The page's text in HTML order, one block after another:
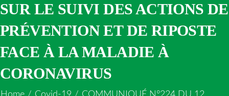
SUR LE SUIVI DES ACTIONS DE
PRÉVENTION ET DE RIPOSTE
FACE À LA MALADIE À
CORONAVIRUS